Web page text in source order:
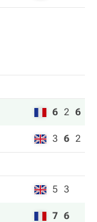
6 2 6
3 6 2
5 3
7 6